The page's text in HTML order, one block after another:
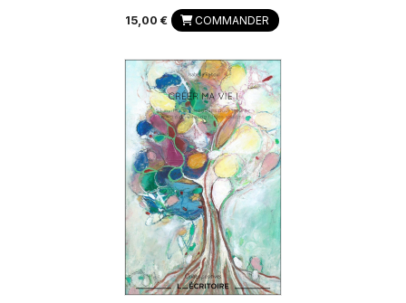
15,00 € COMMANDER